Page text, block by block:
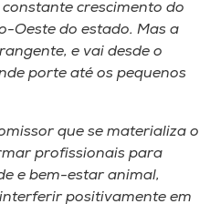
crescimento do
Oeste do estado. Mas a
e vai desde o
porte até os pequenos
que se materializa o
profissionais para
e bem-estar animal,
positivamente em